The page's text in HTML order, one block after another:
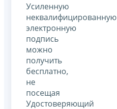
Усиленную
неквалифицированную
электронную
подпись
можно
получить
бесплатно,
не
посещая
Удостоверяющий